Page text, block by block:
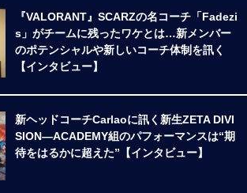
『VALORANT』SCARZの名コーチ「Fadezi
s」がチームに残ったワケとは…新メンバー
のポテンシャルや新しいコーチ体制を訊く
【インタビュー】
新ヘッドコーチCarlaoに訊く新生ZETA DIVI
SION―ACADEMY組のパフォーマンスは“期
待をはるかに超えた”【インタビュー】